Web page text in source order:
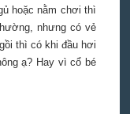
hoặc nằm chơi thì
nhưng có vẻ
thì có khi đầu hơi
ạ? Hay vì cổ bé